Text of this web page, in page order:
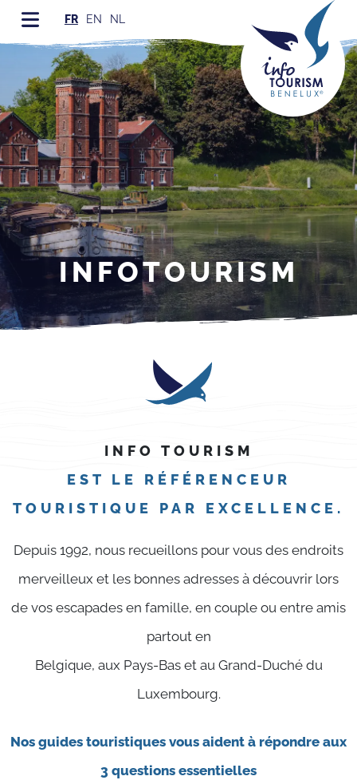
FR EN NL
INFOTOURISM
INFO TOURISM
EST LE RÉFÉRENCEUR
TOURISTIQUE PAR EXCELLENCE.
Depuis 1992, nous recueillons pour vous des endroits
merveilleux et les bonnes adresses à découvrir lors
de vos escapades en famille, en couple ou entre amis
partout en
Belgique, aux Pays-Bas et au Grand-Duché du
Luxembourg.
Nos guides touristiques vous aident à répondre aux
3 questions essentielles